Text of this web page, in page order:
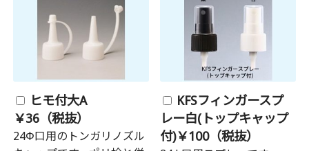
ヒモ付大A
￥36（税抜）
24Φ口用のトンガリノズル
KFSフィンガースプ
レー白(トップキャップ
付)￥100（税抜）